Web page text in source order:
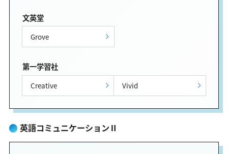
文英堂
Grove
第一学習社
Creative Vivid
英語コミュニケーションⅡ